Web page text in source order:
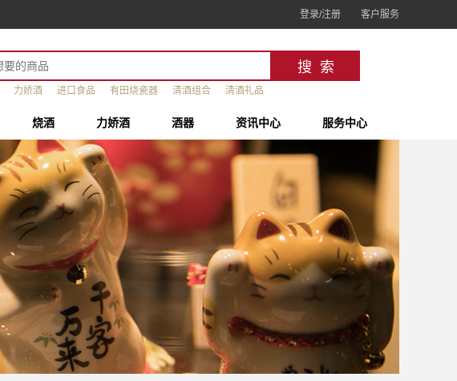
登录/注册 客户服务
力娇酒 进口食品 有田烧瓷器 清酒组合 清酒礼品
烧酒 力娇酒 酒器 资讯中心 服务中心